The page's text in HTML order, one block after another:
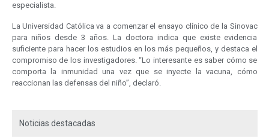
especialista.
La Universidad Católica va a comenzar el ensayo clínico de la Sinovac
para niños desde 3 años. La doctora indica que existe evidencia
suficiente para hacer los estudios en los más pequeños, y destaca el
compromiso de los investigadores. “Lo interesante es saber cómo se
comporta la inmunidad una vez que se inyecte la vacuna, cómo
reaccionan las defensas del niño”, declaró.
Noticias destacadas